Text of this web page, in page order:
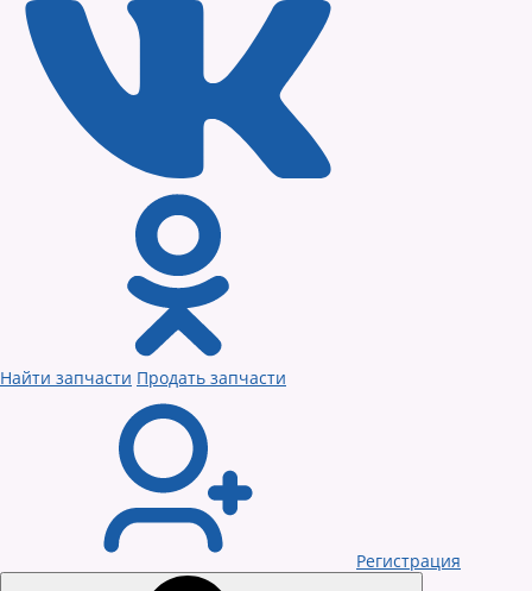
Найти запчасти Продать запчасти
Регистрация